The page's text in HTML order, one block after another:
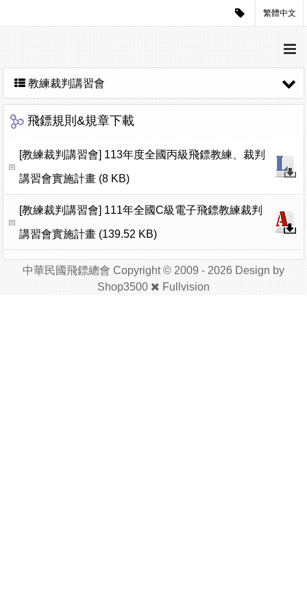
繁體中文
教練裁判講習會
飛鏢規則&規章下載
[教練裁判講習會] 113年度全國丙級飛鏢教練、裁判
講習會實施計畫 (8 KB)
[教練裁判講習會] 111年全國C級電子飛鏢教練裁判
講習會實施計畫 (139.52 KB)
中華民國飛鏢總會 Copyright © 2009 - 2026 Design by
Shop3500
Fullvision